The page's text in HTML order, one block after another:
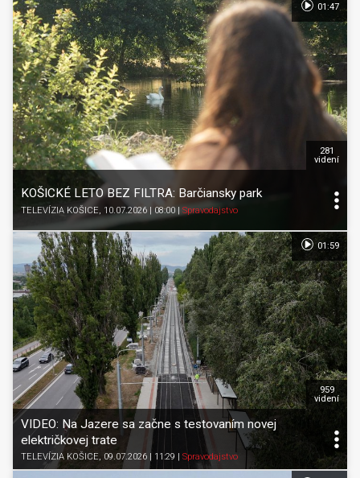
KOŠICKÉ LETO BEZ FILTRA: Barčiansky park
TELEVÍZIA KOŠICE, 10.07.2026 | 08:00 | Spravodajstvo
281
videní
01:47
VIDEO: Na Jazere sa začne s testovaním novej
električkovej trate
TELEVÍZIA KOŠICE, 09.07.2026 | 11:29 Spravodajstvo
959
videní
01:59